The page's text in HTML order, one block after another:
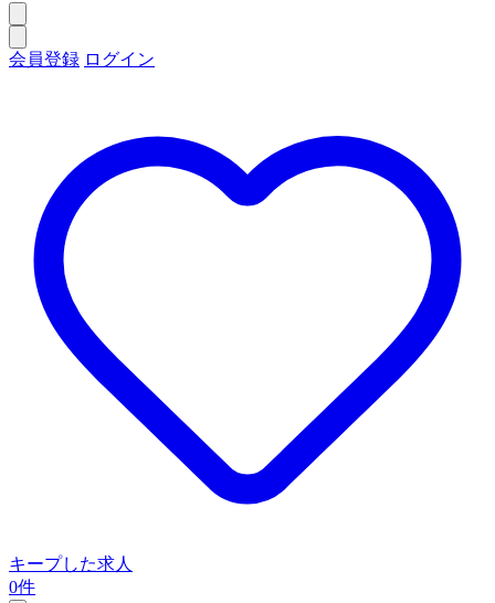
会員登録 ログイン
キープした求人
0件